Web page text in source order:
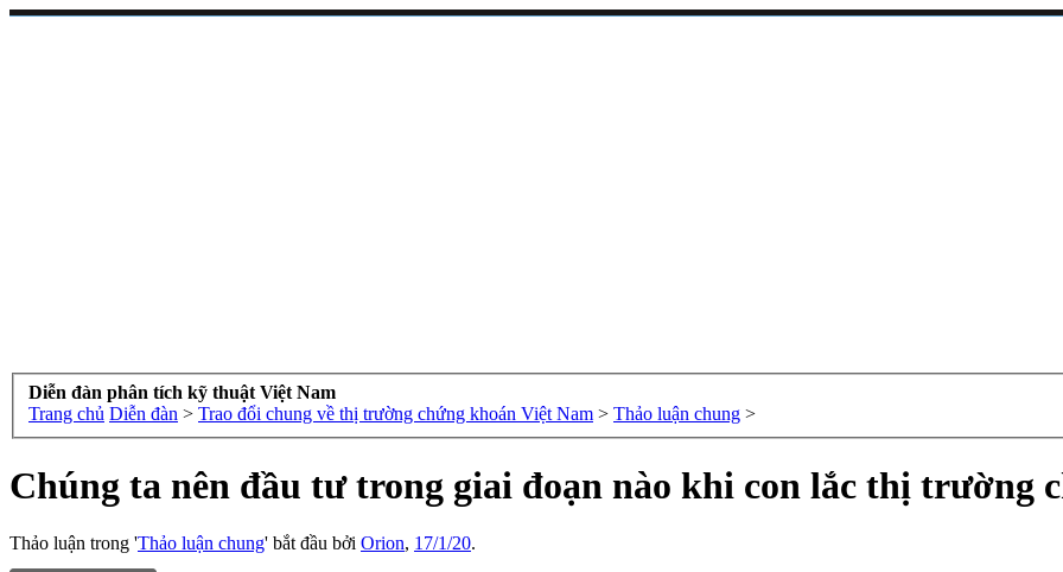
Diễn đàn phân tích kỹ thuật Việt Nam
Trang chủ Diễn đàn > Trao đổi chung về thị trường chứng khoán Việt Nam > Thảo luận chung >
Chúng ta nên đầu tư trong giai đoạn nào khi con lắc thị trường
Thảo luận trong 'Thảo luận chung' bắt đầu bởi Orion, 17/1/20.